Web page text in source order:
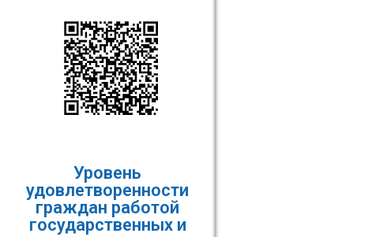
Уровень
удовлетворенности
граждан работой
государственных и